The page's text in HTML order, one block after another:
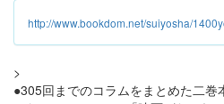
http://www.bookdom.net/suiyosha/
>
●305回までのコラムをまとめた二